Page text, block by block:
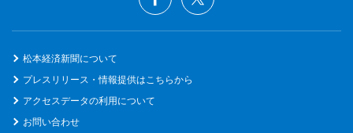
松本経済新聞について
プレスリリース・情報提供はこちらから
アクセスデータの利用について
お問い合わせ